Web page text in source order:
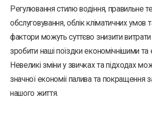
Регулювання стилю водіння, правильне
обслуговування, облік кліматичних умов
фактори можуть суттєво знизити
зробити наші поїздки економічнішими та
Невеликі зміни у звичках та підходах
значної економії палива та покращення
нашого життя.